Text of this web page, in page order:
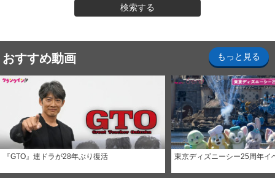
検索する
おすすめ動画 もっと見る
『GTO』連ドラが28年ぶり復活 東京ディズニーシー25周年イ